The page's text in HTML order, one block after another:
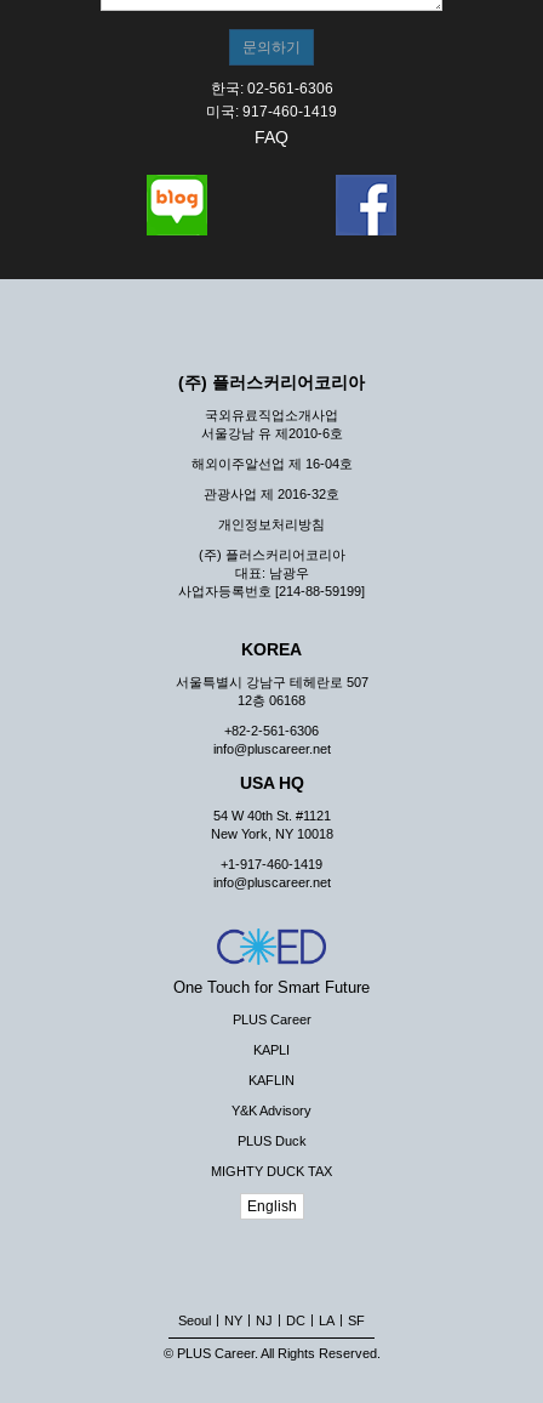
한국: 02-561-6306
미국: 917-460-1419
FAQ
(주) 플러스커리어코리아
국외유료직업소개사업
서울강남 유 제2010-6호
해외이주알선업 제 16-04호
관광사업 제 2016-32호
개인정보처리방침
(주) 플러스커리어코리아
대표: 남광우
사업자등록번호 [214-88-59199]
KOREA
서울특별시 강남구 테헤란로 507
12층 06168
+82-2-561-6306
info@pluscareer.net
USA HQ
54 W 40th St. #1121
New York, NY 10018
+1-917-460-1419
info@pluscareer.net
One Touch for Smart Future
PLUS Career
KAPLI
KAFLIN
Y&K Advisory
PLUS Duck
MIGHTY DUCK TAX
English
Seoul NY NJ DC LA SF
© PLUS Career. All Rights Reserved.